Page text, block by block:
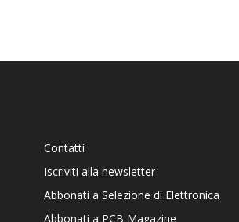
Contatti
Iscriviti alla newsletter
Abbonati a Selezione di Elettronica
Abbonati a PCB Magazine